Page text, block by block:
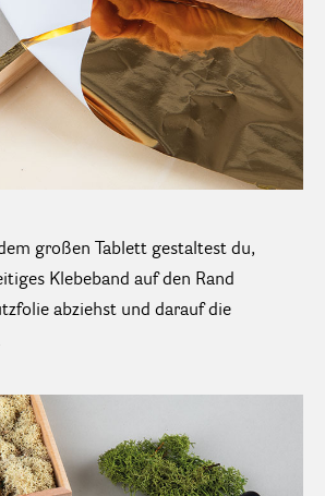
großen Tablett gestaltest du,
Klebeband auf den Rand
abziehst und darauf die